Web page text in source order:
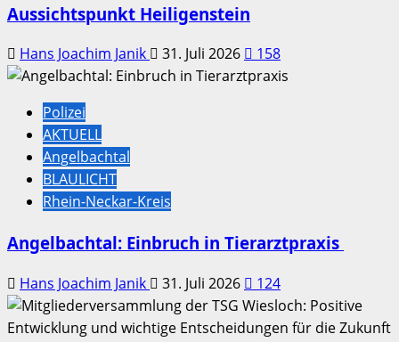
Aussichtspunkt Heiligenstein
Hans Joachim Janik 31. Juli 2026 158
Polizei
AKTUELL
Angelbachtal
BLAULICHT
Rhein-Neckar-Kreis
Angelbachtal: Einbruch in Tierarztpraxis
Hans Joachim Janik 31. Juli 2026 124